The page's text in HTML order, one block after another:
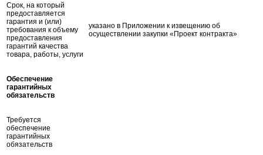
Срок, на который
предоставляется
гарантия и (или)
требования к объему
предоставления
гарантий качества
товара, работы, услуги
указано в Приложении к извещению об
осуществлении закупки «Проект контракта»
Обеспечение
гарантийных
обязательств
Требуется
обеспечение
гарантийных
обязательств